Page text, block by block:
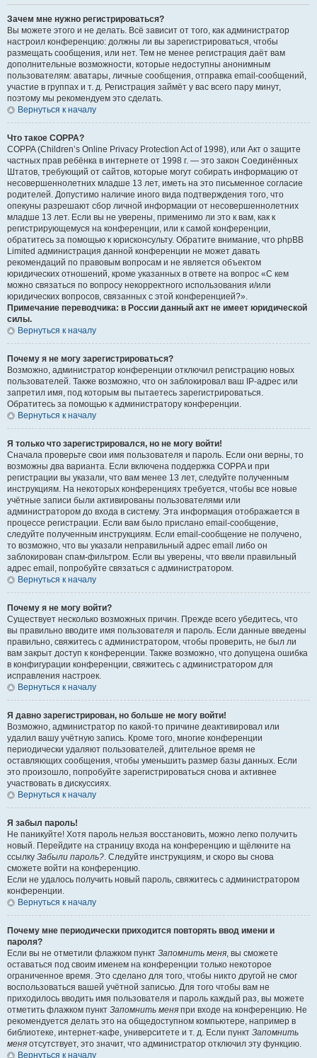
Зачем мне нужно регистрироваться?
Вы можете этого и не делать. Всё зависит от того, как администратор
настроил конференцию: должны ли вы зарегистрироваться, чтобы
размещать сообщения, или нет. Тем не менее регистрация даёт вам
дополнительные возможности, которые недоступны анонимным
пользователям: аватары, личные сообщения, отправка email-сообщений,
участие в группах и т. д. Регистрация займёт у вас всего пару минут,
поэтому мы рекомендуем это сделать.
Вернуться к началу
Что такое COPPA?
COPPA (Children’s Online Privacy Protection Act of 1998), или Акт о защите
частных прав ребёнка в интернете от 1998 г. — это закон Соединённых
Штатов, требующий от сайтов, которые могут собирать информацию от
несовершеннолетних младше 13 лет, иметь на это письменное согласие
родителей. Допустимо наличие иного вида подтверждения того, что
опекуны разрешают сбор личной информации от несовершеннолетних
младше 13 лет. Если вы не уверены, применимо ли это к вам, как к
регистрирующемуся на конференции, или к самой конференции,
обратитесь за помощью к юрисконсульту. Обратите внимание, что phpBB
Limited администрация данной конференции не может давать
рекомендаций по правовым вопросам и не является объектом
юридических отношений, кроме указанных в ответе на вопрос «С кем
можно связаться по вопросу некорректного использования и/или
юридических вопросов, связанных с этой конференцией?».
Примечание переводчика: в России данный акт не имеет юридической
силы.
Вернуться к началу
Почему я не могу зарегистрироваться?
Возможно, администратор конференции отключил регистрацию новых
пользователей. Также возможно, что он заблокировал ваш IP-адрес или
запретил имя, под которым вы пытаетесь зарегистрироваться.
Обратитесь за помощью к администратору конференции.
Вернуться к началу
Я только что зарегистрировался, но не могу войти!
Сначала проверьте свои имя пользователя и пароль. Если они верны, то
возможны два варианта. Если включена поддержка COPPA и при
регистрации вы указали, что вам менее 13 лет, следуйте полученным
инструкциям. На некоторых конференциях требуется, чтобы все новые
учётные записи были активированы пользователями или
администратором до входа в систему. Эта информация отображается в
процессе регистрации. Если вам было прислано email-сообщение,
следуйте полученным инструкциям. Если email-сообщение не получено,
то возможно, что вы указали неправильный адрес email либо он
заблокирован спам-фильтром. Если вы уверены, что ввели правильный
адрес email, попробуйте связаться с администратором.
Вернуться к началу
Почему я не могу войти?
Существует несколько возможных причин. Прежде всего убедитесь, что
вы правильно вводите имя пользователя и пароль. Если данные введены
правильно, свяжитесь с администратором, чтобы проверить, не был ли
вам закрыт доступ к конференции. Также возможно, что допущена ошибка
в конфигурации конференции, свяжитесь с администратором для
исправления настроек.
Вернуться к началу
Я давно зарегистрирован, но больше не могу войти!
Возможно, администратор по какой-то причине деактивировал или
удалил вашу учётную запись. Кроме того, многие конференции
периодически удаляют пользователей, длительное время не
оставляющих сообщения, чтобы уменьшить размер базы данных. Если
это произошло, попробуйте зарегистрироваться снова и активнее
участвовать в дискуссиях.
Вернуться к началу
Я забыл пароль!
Не паникуйте! Хотя пароль нельзя восстановить, можно легко получить
новый. Перейдите на страницу входа на конференцию и щёлкните на
ссылку Забыли пароль?. Следуйте инструкциям, и скоро вы снова
сможете войти на конференцию.
Если не удалось получить новый пароль, свяжитесь с администратором
конференции.
Вернуться к началу
Почему мне периодически приходится повторять ввод имени и
пароля?
Если вы не отметили флажком пункт Запомнить меня, вы сможете
оставаться под своим именем на конференции только некоторое
ограниченное время. Это сделано для того, чтобы никто другой не смог
воспользоваться вашей учётной записью. Для того чтобы вам не
приходилось вводить имя пользователя и пароль каждый раз, вы можете
отметить флажком пункт Запомнить меня при входе на конференцию. Не
рекомендуется делать это на общедоступном компьютере, например в
библиотеке, интернет-кафе, университете и т. д. Если пункт Запомнить
меня отсутствует, это значит, что администратор отключил эту функцию.
Вернуться к началу